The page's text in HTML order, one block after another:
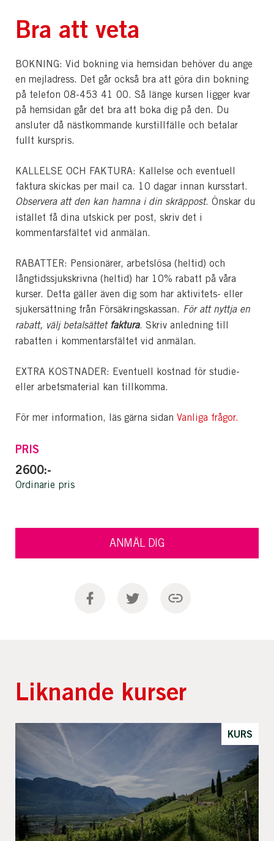
Bra att veta
BOKNING: Vid bokning via hemsidan behöver du ange
en mejladress. Det går också bra att göra din bokning
på telefon 08-453 41 00. Så länge kursen ligger kvar
på hemsidan går det bra att boka dig på den. Du
ansluter då nästkommande kurstillfälle och betalar
fullt kurspris.
KALLELSE OCH FAKTURA: Kallelse och eventuell
faktura skickas per mail ca. 10 dagar innan kursstart.
Observera att den kan hamna i din skräppost. Önskar du
istället få dina utskick per post, skriv det i
kommentarsfältet vid anmälan.
RABATTER: Pensionärer, arbetslösa (heltid) och
långtidssjukskrivna (heltid) har 10% rabatt på våra
kurser. Detta gäller även dig som har aktivitets- eller
sjukersättning från Försäkringskassan. För att nyttja en
rabatt, välj betalsättet faktura. Skriv anledning till
rabatten i kommentarsfältet vid anmälan.
EXTRA KOSTNADER: Eventuell kostnad för studie-
eller arbetsmaterial kan tillkomma.
För mer information, läs gärna sidan Vanliga frågor.
PRIS
2600:-
Ordinarie pris
ANMÄL DIG
Liknande kurser
KURS